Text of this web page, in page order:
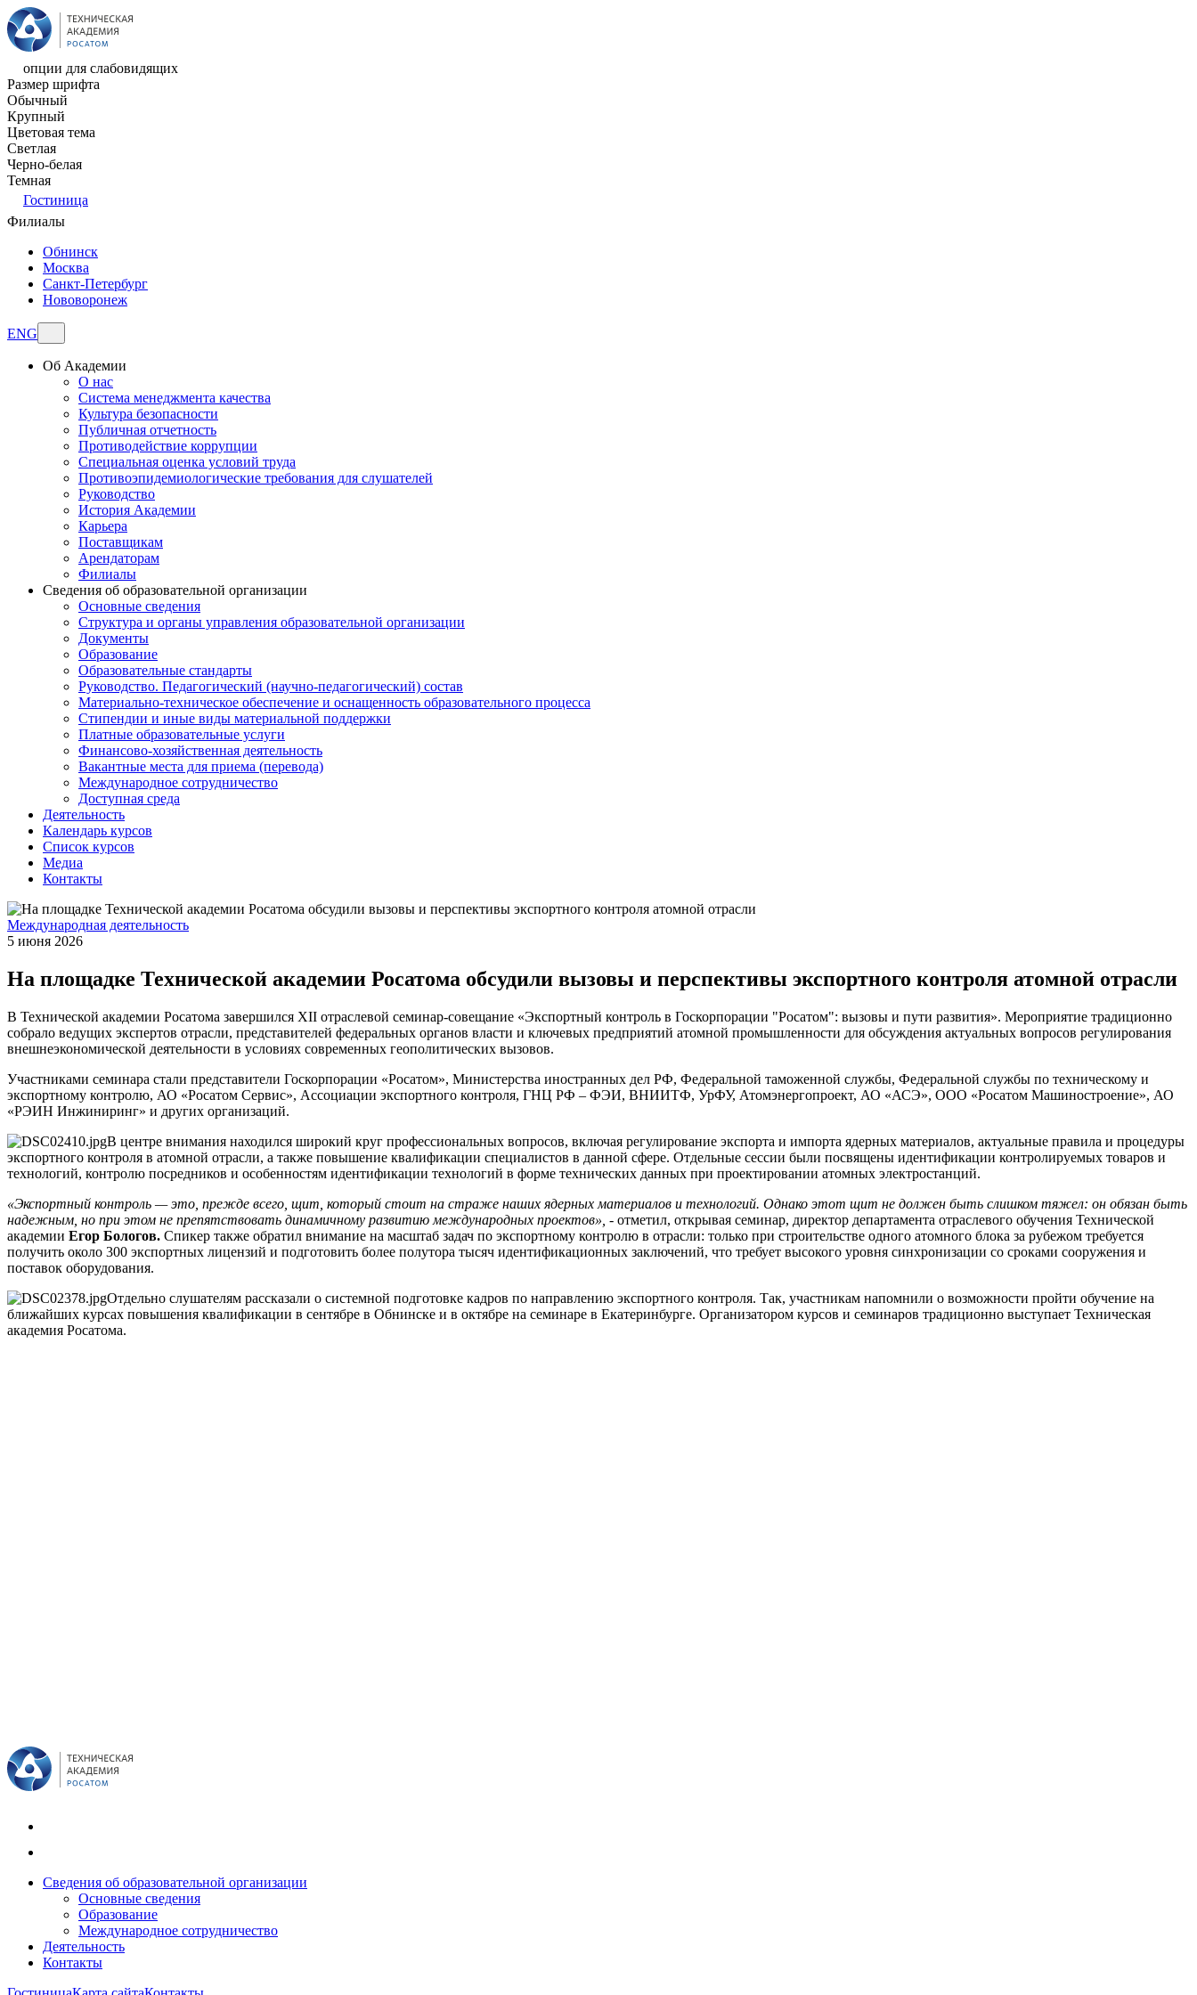
опции для слабовидящих
Размер шрифта
Обычный
Крупный
Цветовая тема
Светлая
Черно-белая
Темная
Гостиница
Филиалы
Обнинск
Москва
Санкт-Петербург
Нововоронеж
ENG
Об Академии
О нас
Система менеджмента качества
Культура безопасности
Публичная отчетность
Противодействие коррупции
Специальная оценка условий труда
Противоэпидемиологические требования для слушателей
Руководство
История Академии
Карьера
Поставщикам
Арендаторам
Филиалы
Сведения об образовательной организации
Основные сведения
Структура и органы управления образовательной организации
Документы
Образование
Образовательные стандарты
Руководство. Педагогический (научно-педагогический) состав
Материально-техническое обеспечение и оснащенность образовательного процесса
Стипендии и иные виды материальной поддержки
Платные образовательные услуги
Финансово-хозяйственная деятельность
Вакантные места для приема (перевода)
Международное сотрудничество
Доступная среда
Деятельность
Календарь курсов
Список курсов
Медиа
Контакты
Международная деятельность
5 июня 2026
На площадке Технической академии Росатома обсудили вызовы и перспективы экспортного контроля атомной отрасли
В Технической академии Росатома завершился XII отраслевой семинар-совещание «Экспортный контроль в Госкорпорации "Росатом": вызовы и пути развития». Мероприятие традиционно
собрало ведущих экспертов отрасли, представителей федеральных органов власти и ключевых предприятий атомной промышленности для обсуждения актуальных вопросов регулирования
внешнеэкономической деятельности в условиях современных геополитических вызовов.
Участниками семинара стали представители Госкорпорации «Росатом», Министерства иностранных дел РФ, Федеральной таможенной службы, Федеральной службы по техническому и
экспортному контролю, АО «Росатом Сервис», Ассоциации экспортного контроля, ГНЦ РФ – ФЭИ, ВНИИТФ, УрФУ, Атомэнергопроект, АО «АСЭ», ООО «Росатом Машиностроение», АО
«РЭИН Инжиниринг» и других организаций.
В центре внимания находился широкий круг профессиональных вопросов, включая регулирование экспорта и импорта ядерных материалов, актуальные правила и процедуры
экспортного контроля в атомной отрасли, а также повышение квалификации специалистов в данной сфере. Отдельные сессии были посвящены идентификации контролируемых товаров и
технологий, контролю посредников и особенностям идентификации технологий в форме технических данных при проектировании атомных электростанций.
«Экспортный контроль — это, прежде всего, щит, который стоит на страже наших ядерных материалов и технологий. Однако этот щит не должен быть слишком тяжел: он обязан быть
надежным, но при этом не препятствовать динамичному развитию международных проектов», - отметил, открывая семинар, директор департамента отраслевого обучения Технической
академии Егор Бологов. Спикер также обратил внимание на масштаб задач по экспортному контролю в отрасли: только при строительстве одного атомного блока за рубежом требуется
получить около 300 экспортных лицензий и подготовить более полутора тысяч идентификационных заключений, что требует высокого уровня синхронизации со сроками сооружения и
поставок оборудования.
Отдельно слушателям рассказали о системной подготовке кадров по направлению экспортного контроля. Так, участникам напомнили о возможности пройти обучение на
ближайших курсах повышения квалификации в сентябре в Обнинске и в октябре на семинаре в Екатеринбурге. Организатором курсов и семинаров традиционно выступает Техническая
академия Росатома.
Сведения об образовательной организации
Основные сведения
Образование
Международное сотрудничество
Деятельность
Контакты